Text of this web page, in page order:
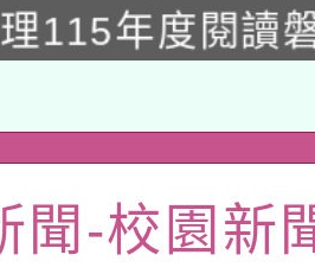
115年度閱讀
─人工智慧
養講師名單
內容與教學軟
委員會函釋公
聞-校園新